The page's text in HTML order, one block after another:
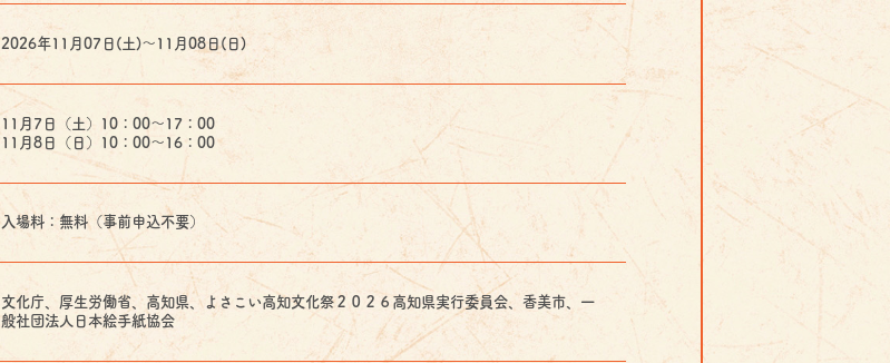
2026年11月07日(土)〜11月08日(日)
11月7日（土）10：00～17：00
11月8日（日）10：00～16：00
入場料：無料（事前申込不要）
文化庁、厚生労働省、高知県、よさこい高知文化祭２０２６高知県実行委員会、香美市、一
般社団法人日本絵手紙協会